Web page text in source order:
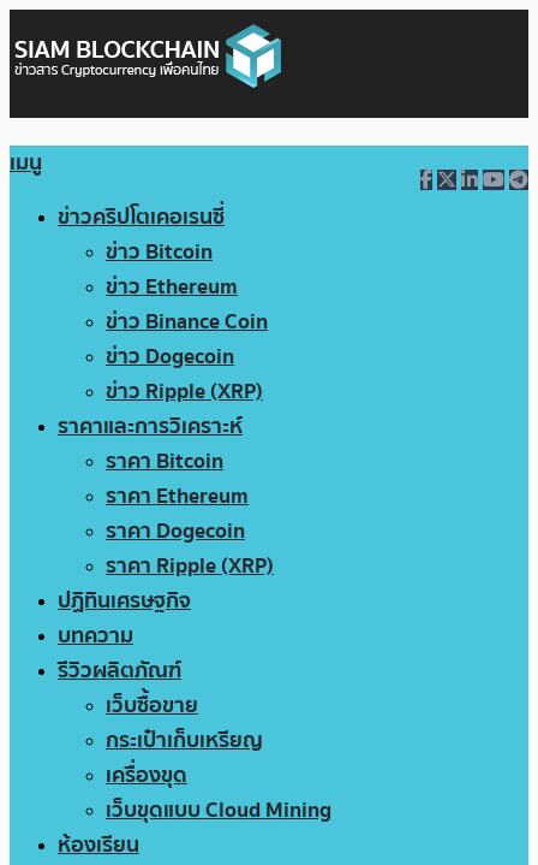
เมนู
ข่าวคริปโตเคอเรนซี่
ข่าว Bitcoin
ข่าว Ethereum
ข่าว Binance Coin
ข่าว Dogecoin
ข่าว Ripple (XRP)
ราคาและการวิเคราะห์
ราคา Bitcoin
ราคา Ethereum
ราคา Dogecoin
ราคา Ripple (XRP)
ปฏิทินเศรษฐกิจ
บทความ
รีวิวผลิตภัณฑ์
เว็บซื้อขาย
กระเป๋าเก็บเหรียญ
เครื่องขุด
เว็บขุดแบบ Cloud Mining
ห้องเรียน